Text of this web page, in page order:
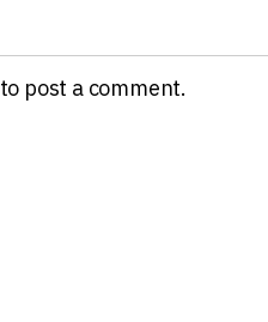
to post a comment.